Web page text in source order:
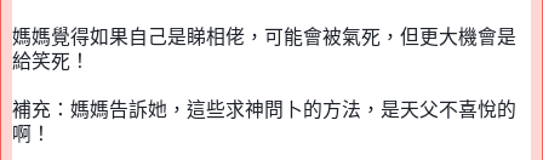
媽媽覺得如果自己是睇相佬， 可能會被氣死，但更大機會是
給笑死！
補充：媽媽告訴她，這些求神問卜的方法，是天父不喜悅的
啊！